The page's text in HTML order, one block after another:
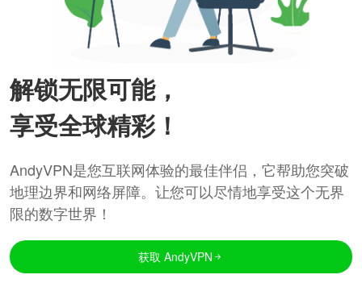
解锁无限可能，
享受全球精彩！
AndyVPN是您互联网体验的最佳伴侣，它帮助您突破
地理边界和网络屏障。让您可以尽情地享受这个无界
限的数字世界！
获取 AndyVPN